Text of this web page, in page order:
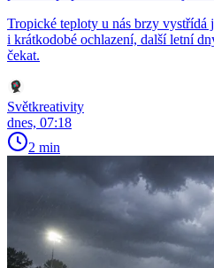
Tropické teploty u nás brzy
i krátkodobé ochlazení, další letní
čekat.
Světkreativity
dnes, 07:18
2 min